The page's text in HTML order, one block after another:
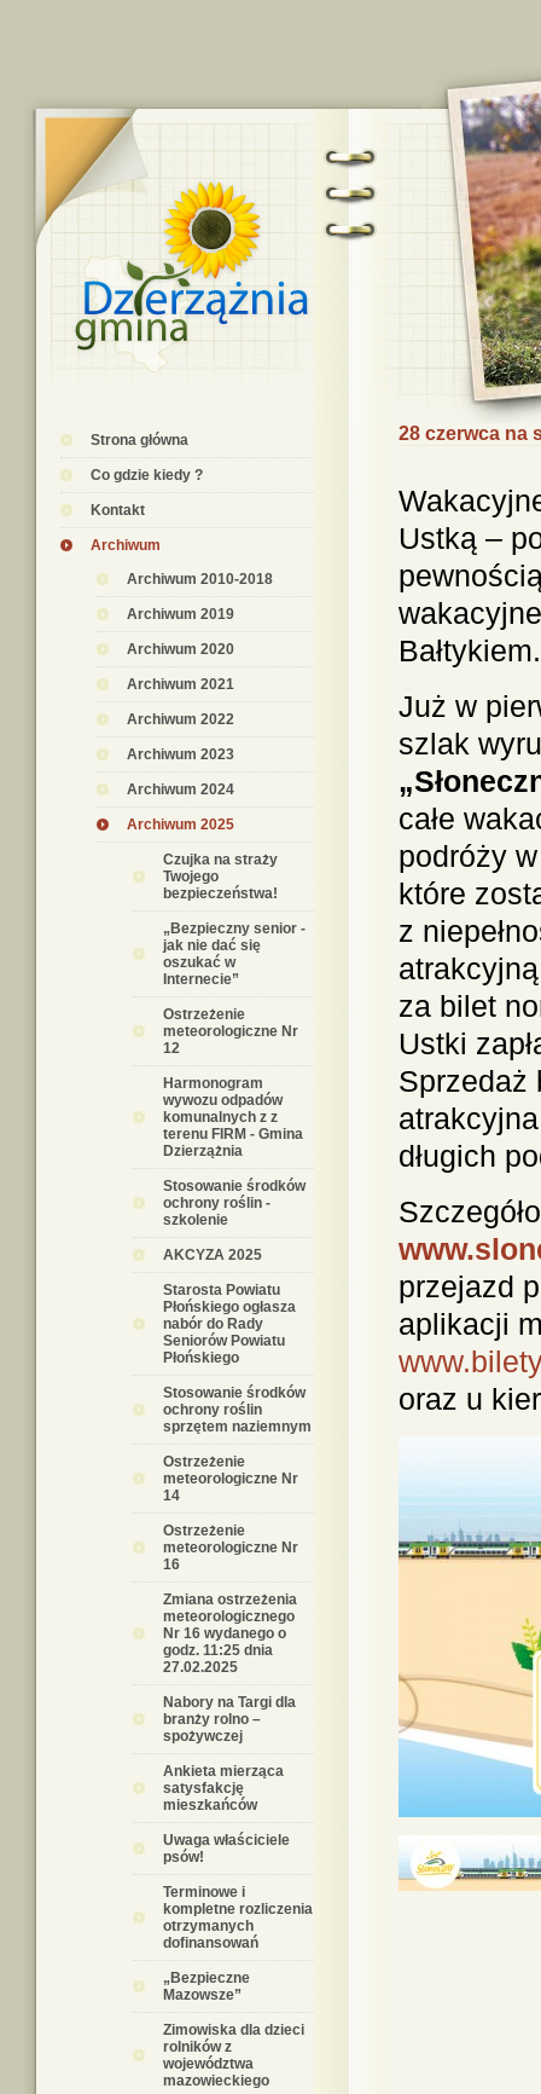
Strona główna
Co gdzie kiedy ?
Kontakt
Archiwum
Archiwum 2010-2018
Archiwum 2019
Archiwum 2020
Archiwum 2021
Archiwum 2022
Archiwum 2023
Archiwum 2024
Archiwum 2025
Czujka na straży
Twojego
bezpieczeństwa!
„Bezpieczny senior -
jak nie dać się
oszukać w
Internecie”
Ostrzeżenie
meteorologiczne Nr
12
Harmonogram
wywozu odpadów
komunalnych z z
terenu FIRM - Gmina
Dzierzążnia
Stosowanie środków
ochrony roślin -
szkolenie
AKCYZA 2025
Starosta Powiatu
Płońskiego ogłasza
nabór do Rady
Seniorów Powiatu
Płońskiego
Stosowanie środków
ochrony roślin
sprzętem naziemnym
Ostrzeżenie
meteorologiczne Nr
14
Ostrzeżenie
meteorologiczne Nr
16
Zmiana ostrzeżenia
meteorologicznego
Nr 16 wydanego o
godz. 11:25 dnia
27.02.2025
Nabory na Targi dla
branży rolno –
spożywczej
Ankieta mierząca
satysfakcję
mieszkańców
Uwaga właściciele
psów!
Terminowe i
kompletne rozliczenia
otrzymanych
dofinansowań
„Bezpieczne
Mazowsze”
Zimowiska dla dzieci
rolników z
województwa
mazowieckiego
28 czerwca na
Ustką –
Bałtykiem.
Już w
szlak
całe
podróży
które
z
za bilet
Ustki
Sprzedaż
długich
przejazd
aplikacji
oraz u